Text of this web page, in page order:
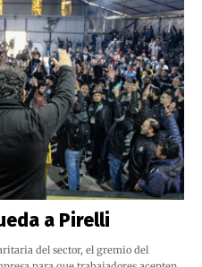
a Pirelli
del sector, el gremio del